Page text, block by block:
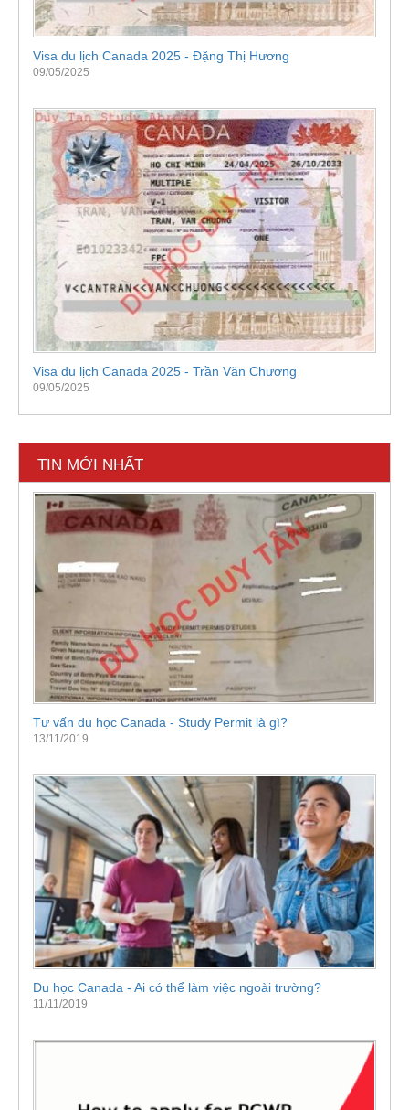
Visa du lịch Canada 2025 - Đặng Thị Hương
09/05/2025
Visa du lịch Canada 2025 - Trần Văn Chương
09/05/2025
TIN MỚI NHẤT
Tư vấn du học Canada - Study Permit là gì?
13/11/2019
Du học Canada - Ai có thể làm việc ngoài trường?
11/11/2019